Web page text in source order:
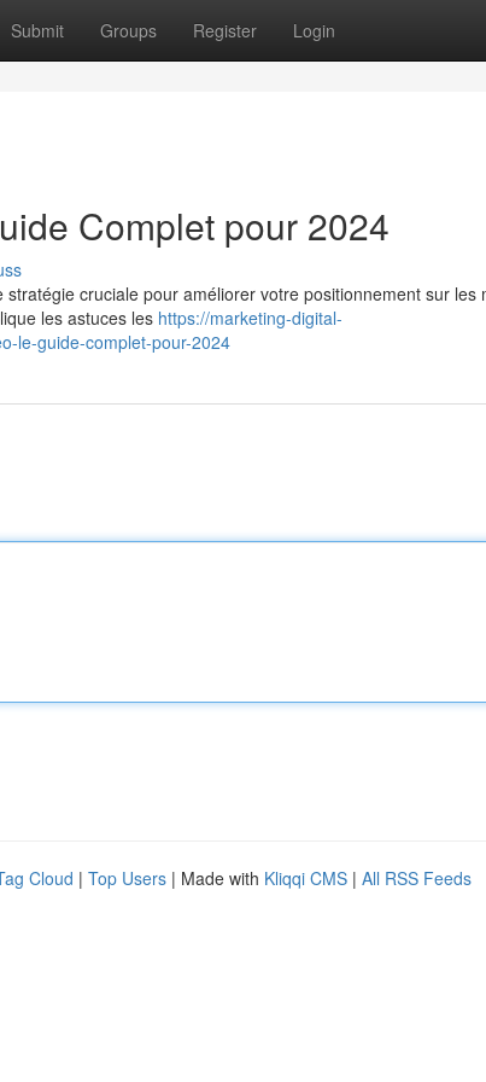
Submit Groups Register Login
Complet pour 2024
cruciale pour améliorer votre positionnement sur les
les astuces les https://marketing-digital-
le-guide-complet-pour-2024
Cloud | Top Users | Made with Kliqqi CMS | All RSS Feeds